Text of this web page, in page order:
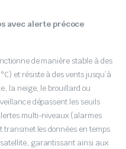
avec alerte précoce
de manière stable à des
et résiste à des vents jusqu’à
la neige, le brouillard ou
dépassent les seuils
multi-niveaux (alarmes
transmet les données en temps
garantissant ainsi aux